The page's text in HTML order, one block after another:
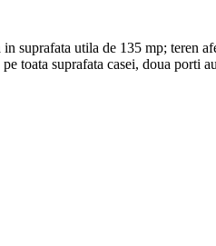
suprafata utila de 135 mp; teren
toata suprafata casei, doua